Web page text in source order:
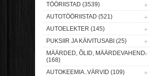
TÖÖRIISTAD (3539)
AUTOTÖÖRIISTAD (521)
AUTOELEKTER (145)
PUKSIIR JA KÄIVITUSABI (25)
MÄÄRDED, ÕLID, MÄÄRDEVAHEND
(168)
AUTOKEEMIA..VÄRVID (109)